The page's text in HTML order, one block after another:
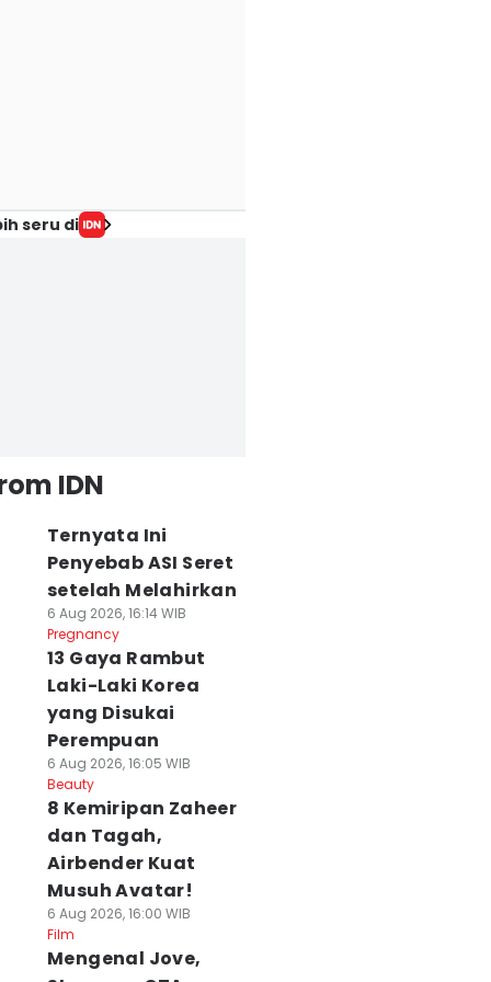
seru di
IDN
Ternyata Ini
Penyebab ASI Seret
setelah Melahirkan
6 Aug 2026, 16:14 WIB
Pregnancy
13 Gaya Rambut
Laki-Laki Korea
yang Disukai
Perempuan
6 Aug 2026, 16:05 WIB
Beauty
8 Kemiripan Zaheer
dan Tagah,
Airbender Kuat
Musuh Avatar!
6 Aug 2026, 16:00 WIB
Film
Mengenal Jove,